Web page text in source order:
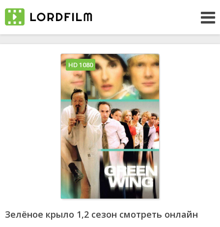
Зелёное крыло 1,2 сезон смотреть онлайн
HD 1080